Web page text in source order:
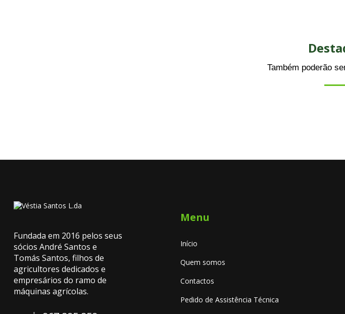
Também poderão
Fundada em 2016 pelos seus
sócios André Santos e
Tomás Santos, filhos de
agricultores dedicados e
empresários do ramo de
máquinas agrícolas.
Menu
Início
Quem somos
Contactos
Pedido de Assistência Técnica